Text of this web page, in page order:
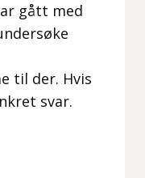
gått med
til der. Hvis
svar.